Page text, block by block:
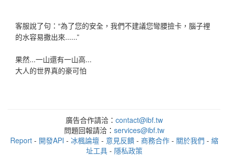
客服說了句：“為了您的安全，我們不建議您彎腰撿卡，腦子裡
的水容易撒出來......”
果然...一山還有一山高...
大人的世界真的豪可怕
廣告合作請洽： contact@ibf.tw
問題回報請洽： services@ibf.tw
Report- 開發API - 冰楓論壇- 意見反饋- 商務合作- 關於我們 - 縮
址工具- 隱私政策